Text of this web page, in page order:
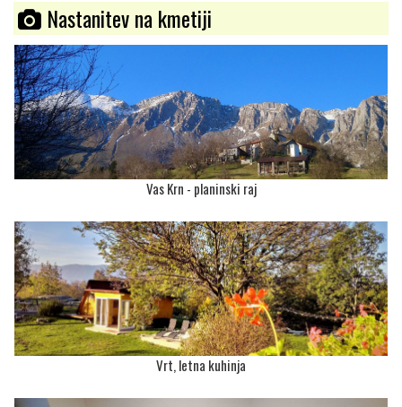
Nastanitev na kmetiji
Vas Krn - planinski raj
Vrt, letna kuhinja